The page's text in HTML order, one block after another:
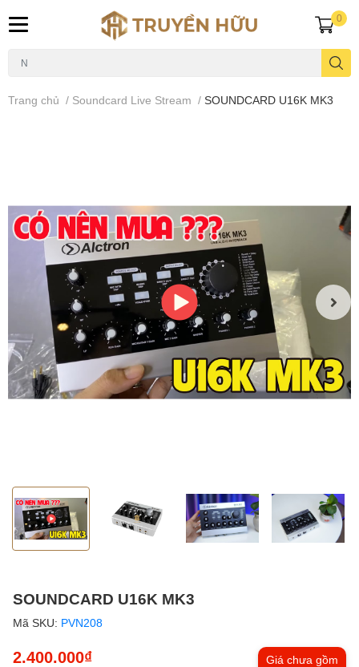
0
Trang chủ / Soundcard Live Stream / SOUNDCARD U16K MK3
SOUNDCARD U16K MK3
Mã SKU: PVN208
2.400.000₫
Giá chưa gồm